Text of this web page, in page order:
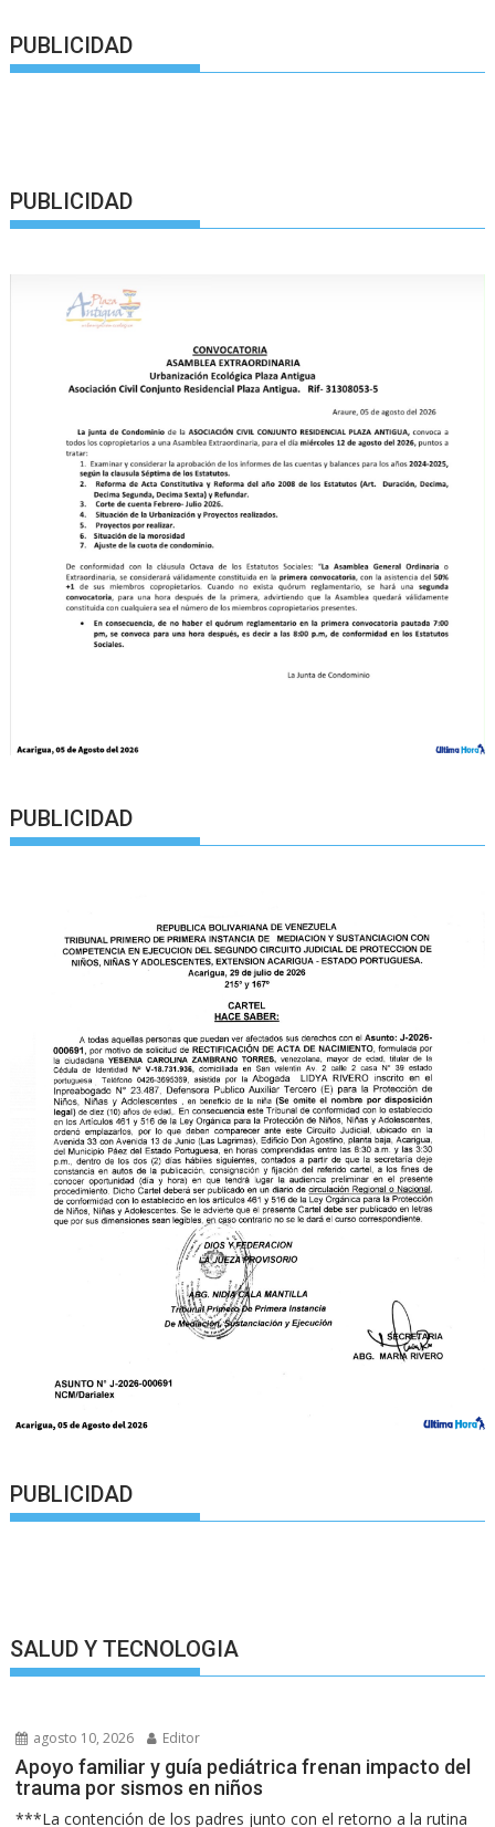
PUBLICIDAD
PUBLICIDAD
PUBLICIDAD
PUBLICIDAD
SALUD Y TECNOLOGIA
agosto 10, 2026 Editor
Apoyo familiar y guía pediátrica frenan impacto del
trauma por sismos en niños
***La contención de los padres junto con el retorno a la rutina